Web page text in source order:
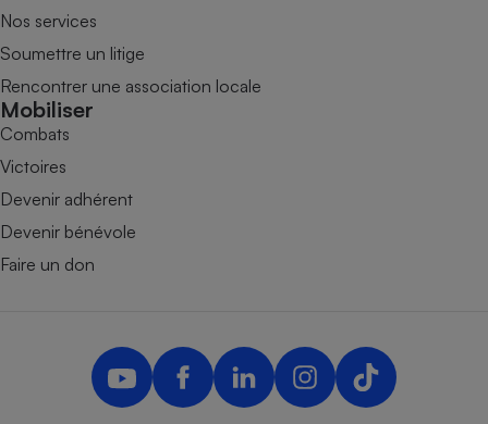
Nos services
Soumettre un litige
Rencontrer une association locale
Mobiliser
Combats
Victoires
Devenir adhérent
Devenir bénévole
Faire un don